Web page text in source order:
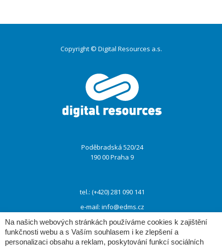
Copyright © Digital Resources a.s.
Poděbradská 520/24
190 00 Praha 9
tel.: (+420) 281 090 141
e-mail: info@edms.cz
www:www.e-dms.cz
Na našich webových stránkách používáme cookies k zajištění
funkčnosti webu a s Vaším souhlasem i ke zlepšení a
personalizaci obsahu a reklam, poskytování funkcí sociálních